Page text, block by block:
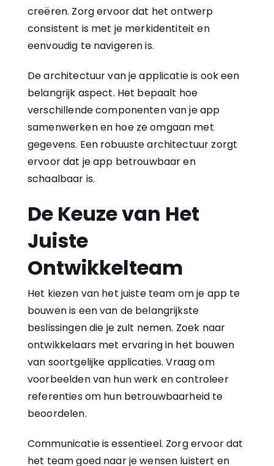
creëren. Zorg ervoor dat het ontwerp
consistent is met je merkidentiteit en
eenvoudig te navigeren is.
De architectuur van je applicatie is ook een
belangrijk aspect. Het bepaalt hoe
verschillende componenten van je app
samenwerken en hoe ze omgaan met
gegevens. Een robuuste architectuur zorgt
ervoor dat je app betrouwbaar en
schaalbaar is.
De Keuze van Het
Juiste
Ontwikkelteam
Het kiezen van het juiste team om je app te
bouwen is een van de belangrijkste
beslissingen die je zult nemen. Zoek naar
ontwikkelaars met ervaring in het bouwen
van soortgelijke applicaties. Vraag om
voorbeelden van hun werk en controleer
referenties om hun betrouwbaarheid te
beoordelen.
Communicatie is essentieel. Zorg ervoor dat
het team goed naar je wensen luistert en